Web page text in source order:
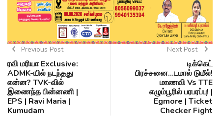
Previous Post
ரவி மரியா Exclusive:
ADMK-யில் நடந்தது
என்ன? TVK-வில்
இணைந்த பின்னணி |
EPS | Ravi Maria |
Kumudam
Next Post
டிக்கெட்
பிரச்சனை...டமால் டுமீல்!
மாணவி Vs TTE
எழும்பூரில் பரபரப்பு! |
Egmore | Ticket
Checker Fight